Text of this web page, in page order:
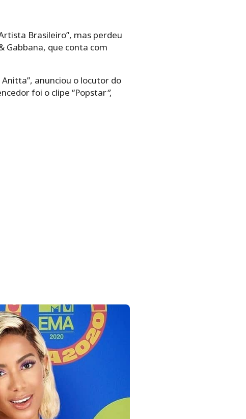
Brasileiro”, mas perdeu
Gabbana, que conta com
anunciou o locutor do
foi o clipe “Popstar“,